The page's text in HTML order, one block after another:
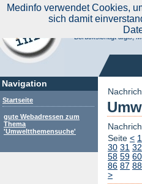
Navigation
Startseite
gute Webadressen zum
Thema
'Umweltthemensuche'
Suchen Sie noch oder
Medinfo.de - Meta-
Berücksichtigt afgis,
Seite < 1
30 31 32
58 59 60
86 87 88
>
Medinfo verwendet Cookies,
sich damit